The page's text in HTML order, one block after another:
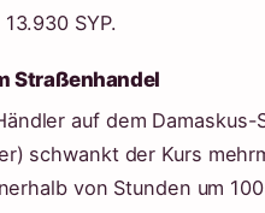
SYP.
Straßenhandel
auf dem Damaskus-
schwankt der Kurs
von Stunden um